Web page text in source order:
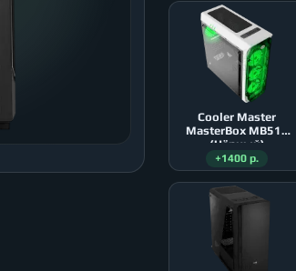
Cooler Master
MasterBox MB511
(Чёрный)
+1400 р.